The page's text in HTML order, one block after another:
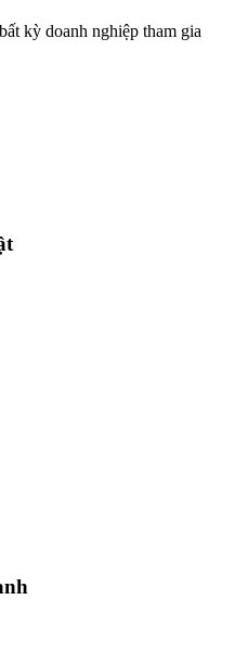
kỳ doanh nghiệp tham gia